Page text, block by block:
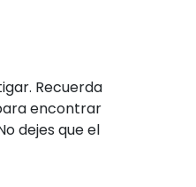
Recuerda
encontrar
dejes que el